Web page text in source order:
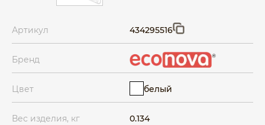
Артикул 434295516
Бренд
Цвет белый
Вес изделия, кг 0.134